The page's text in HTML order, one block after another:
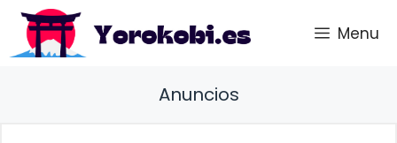
Saltar
contenido
Menu
Anuncios